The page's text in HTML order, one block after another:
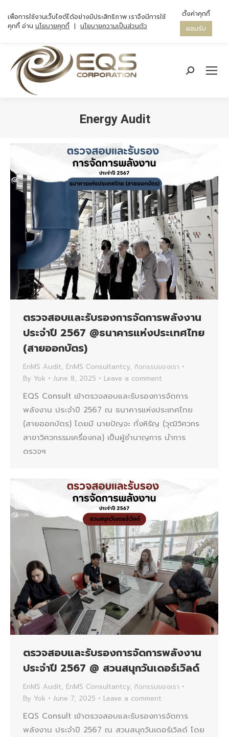
Search:
Energy Audit
ตรวจสอบและรับรองการจัดการพลังงาน
ประจำปี 2567 @ธนาคารแห่งประเทศไทย
(สายออกบัตร)
EnMS Audit, EnMS Consultantcy, กิจกรรมของเรา
By Yok June 8, 2025 Leave a comment
EQS Consult เข้าตรวจสอบและรับรองการจัดการ
พลังงาน ประจำปี 2567 ณ ธนาคารแห่งประเทศไทย
(สายออกบัตร) โดยมี นายปัญจะ ทั่งหิรัญ (วุฒิวิศวกร
สาขาวิศวกรรมเครื่องกล) เป็นผู้ชำนาญการ นำการ
ตรวจฯ
ตรวจสอบและรับรองการจัดการพลังงาน
ประจำปี 2567 @ สวนสนุกวันเดอร์เวิลด์
EnMS Audit, EnMS Consultantcy, กิจกรรมของเรา
By Yok June 7, 2025 Leave a comment
EQS Consult เข้าตรวจสอบและรับรองการจัดการ
พลังงาน ประจำปี 2567 ณ สวนสนุกวันเดอร์เวิลด์ โดย
เพื่อการใช้งานเว็บไซต์ได้อย่างมีประสิทธิภาพ เราจึงมีการใช้
คุกกี้ อ่าน นโยบายคุกกี้ | นโยบายความเป็นส่วนตัว
ตั้งค่าคุกกี้
ยอมรับ